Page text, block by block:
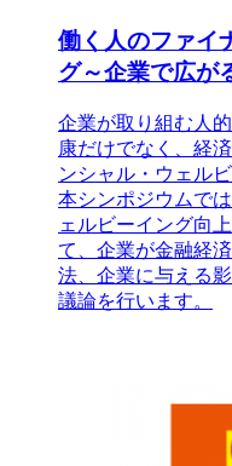
働く人のファイ
グ～企業で広が
企業が取り組む人
康だけでなく、経
ンシャル・ウェル
本シンポジウムで
ェルビーイング向
て、企業が金融経
法、企業に与える
議論を行います。